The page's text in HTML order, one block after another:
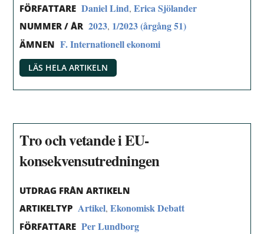
FÖRFATTARE Daniel Lind,Erica Sjölander
NUMMER / ÅR 2023, 1/2023 (årgång 51)
ÄMNEN F. Internationell ekonomi
LÄS HELA ARTIKELN
Tro och vetande i EU-
konsekvensutredningen
UTDRAG FRÅN ARTIKELN
ARTIKELTYP Artikel,Ekonomisk Debatt
FÖRFATTARE Per Lundborg